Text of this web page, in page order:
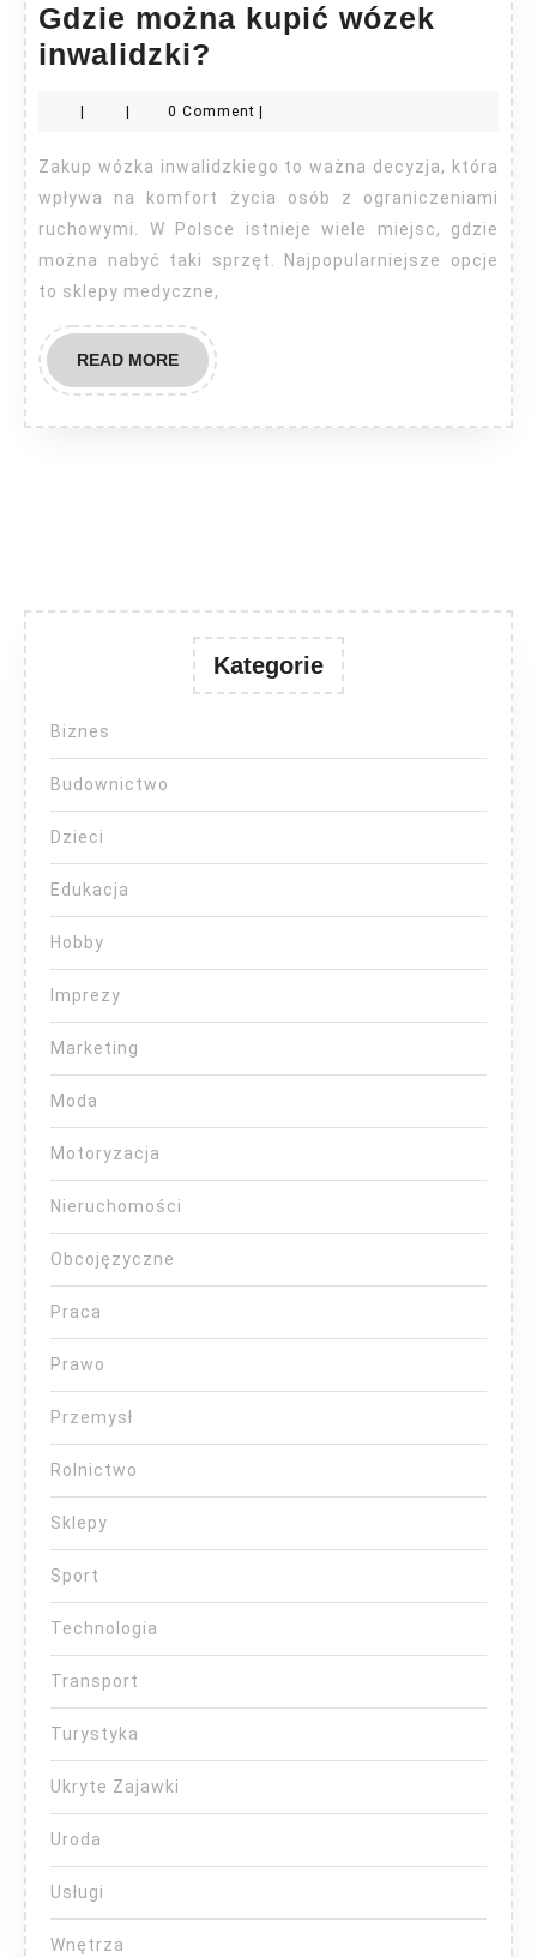
Gdzie można kupić wózek
inwalidzki?
kupić
wózek
inwalidzki?
0 Comment
Zakup wózka inwalidzkiego to ważna decyzja, która
wpływa na komfort życia osób z ograniczeniami
ruchowymi. W Polsce istnieje wiele miejsc, gdzie
można nabyć taki sprzęt. Najpopularniejsze opcje
to sklepy medyczne,
READ MOREREAD
MORE
Kategorie
Biznes
Budownictwo
Dzieci
Edukacja
Hobby
Imprezy
Marketing
Moda
Motoryzacja
Nieruchomości
Obcojęzyczne
Praca
Prawo
Przemysł
Rolnictwo
Sklepy
Sport
Technologia
Transport
Turystyka
Ukryte Zajawki
Uroda
Usługi
Wnętrza